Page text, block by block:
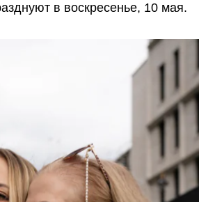
в воскресенье, 10 мая.